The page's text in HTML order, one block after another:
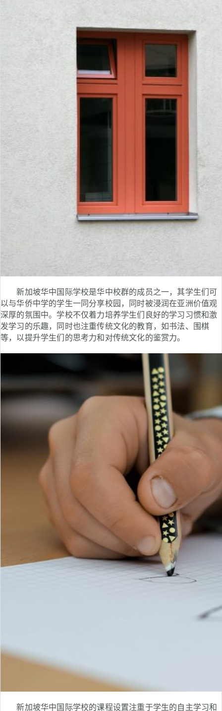
新加坡华中国际学校是华中校群的成员之一，其学生们可
以与华侨中学的学生一同分享校园，同时被浸润在亚洲价值观
深厚的氛围中。学校不仅着力培养学生们良好的学习习惯和激
发学习的乐趣，同时也注重传统文化的教育，如书法、围棋
等，以提升学生们的思考力和对传统文化的鉴赏力。
新加坡华中国际学校的课程设置注重于学生的自主学习和